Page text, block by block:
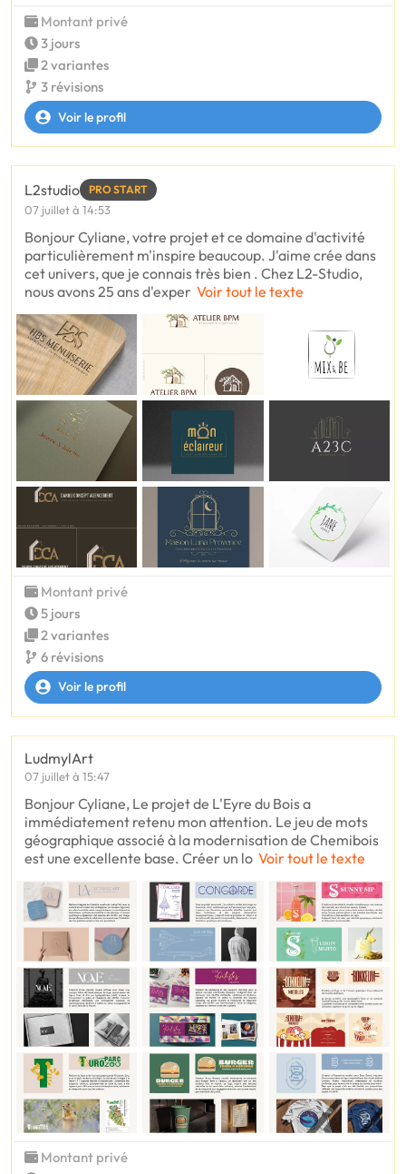
Montant privé
3 jours
2 variantes
3 révisions
Voir le profil
L2studio PRO START
07 juillet à 14:53
Bonjour Cyliane, votre projet et ce domaine d'activité
particulièrement m'inspire beaucoup. J'aime crée dans
cet univers, que je connais très bien . Chez L2-Studio,
nous avons 25 ans d'exper Voir tout le texte
Montant privé
5 jours
2 variantes
6 révisions
Voir le profil
LudmylArt
07 juillet à 15:47
Bonjour Cyliane, Le projet de L'Eyre du Bois a
immédiatement retenu mon attention. Le jeu de mots
géographique associé à la modernisation de Chemibois
est une excellente base. Créer un lo Voir tout le texte
Montant privé